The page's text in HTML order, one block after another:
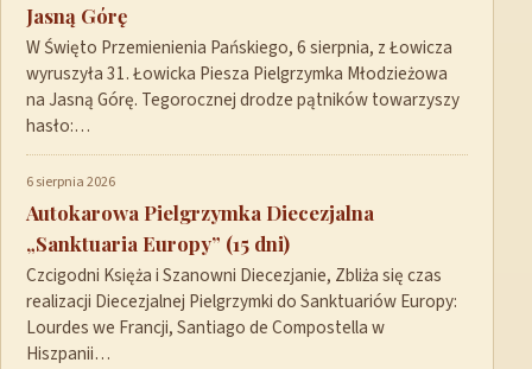
Jasną Górę
W Święto Przemienienia Pańskiego, 6 sierpnia, z Łowicza
wyruszyła 31. Łowicka Piesza Pielgrzymka Młodzieżowa
na Jasną Górę. Tegorocznej drodze pątników towarzyszy
hasło:…
6 sierpnia 2026
Autokarowa Pielgrzymka Diecezjalna
„Sanktuaria Europy” (15 dni)
Czcigodni Księża i Szanowni Diecezjanie, Zbliża się czas
realizacji Diecezjalnej Pielgrzymki do Sanktuariów Europy:
Lourdes we Francji, Santiago de Compostella w
Hiszpanii…